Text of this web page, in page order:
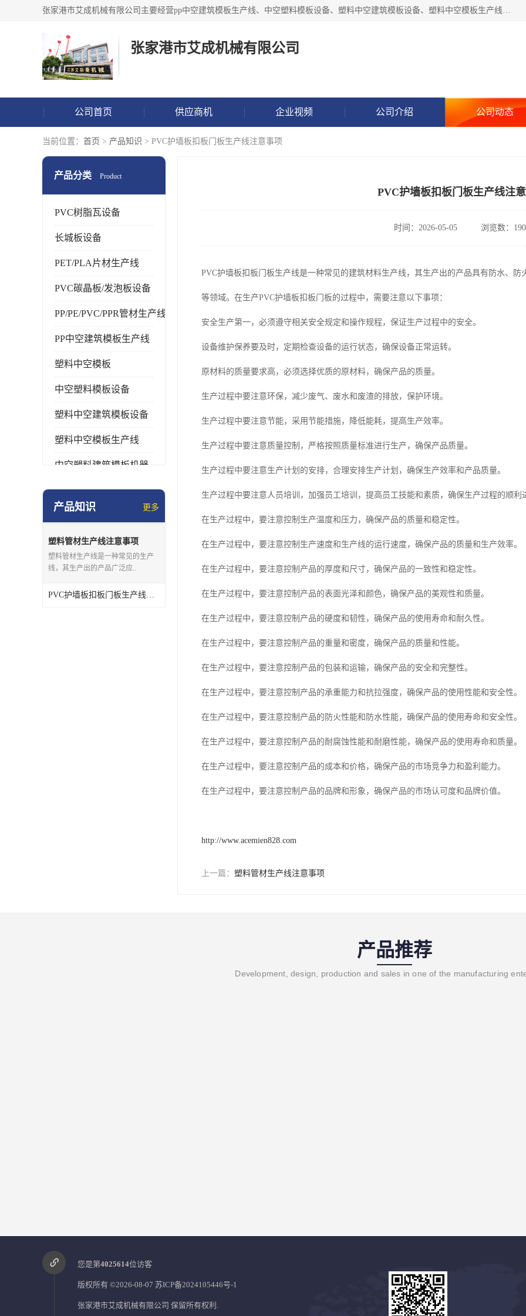
张家港市艾成机械有限公司主要经营pp中空建筑模板生产线、中空塑料模板设备、塑料中空建筑模板设备、塑料中空模板生产线、中空塑料建筑模板机器系列及相关辅机设备等。我们将不断超越自我，一如既往地为客户设计价值，竭诚为您提供更优质的技术、产品和服务！
张家港市艾成机械有限公司
公司首页 供应商机 企业视频 公司介绍 公司动态
当前位置： 首页 > 产品知识 > PVC护墙板扣板门板生产线注意事项
产品分类 Product
PVC树脂瓦设备
长城板设备
PET/PLA片材生产线
PVC碳晶板/发泡板设备
PP/PE/PVC/PPR管材生产线
PP中空建筑模板生产线
塑料中空模板
中空塑料模板设备
塑料中空建筑模板设备
塑料中空模板生产线
中空塑料建筑模板机器
产品知识 更多
塑料管材生产线注意事项
塑料管材生产线是一种常见的生产
线，其生产出的产品广泛应..
PVC护墙板扣板门板生产线注意事项
PVC护墙板扣板门板生产线注
时间：2026-05-05 浏览数：
PVC护墙板扣板门板生产线是一种常见的建筑材料生产线，其生产出的产品具有防水、
等领域。在生产PVC护墙板扣板门板的过程中，需要注意以下事项：
安全生产第一，必须遵守相关安全规定和操作规程，保证生产过程中的安全。
设备维护保养要及时，定期检查设备的运行状态，确保设备正常运转。
原材料的质量要求高，必须选择优质的原材料，确保产品的质量。
生产过程中要注意环保，减少废气、废水和废渣的排放，保护环境。
生产过程中要注意节能，采用节能措施，降低能耗，提高生产效率。
生产过程中要注意质量控制，严格按照质量标准进行生产，确保产品质量。
生产过程中要注意生产计划的安排，合理安排生产计划，确保生产效率和产品质量。
生产过程中要注意人员培训，加强员工培训，提高员工技能和素质，确保生产过程的顺利
在生产过程中，要注意控制生产温度和压力，确保产品的质量和稳定性。
在生产过程中，要注意控制生产速度和生产线的运行速度，确保产品的质量和生产效率。
在生产过程中，要注意控制产品的厚度和尺寸，确保产品的一致性和稳定性。
在生产过程中，要注意控制产品的表面光泽和颜色，确保产品的美观性和质量。
在生产过程中，要注意控制产品的硬度和韧性，确保产品的使用寿命和耐久性。
在生产过程中，要注意控制产品的重量和密度，确保产品的质量和性能。
在生产过程中，要注意控制产品的包装和运输，确保产品的安全和完整性。
在生产过程中，要注意控制产品的承重能力和抗拉强度，确保产品的使用性能和安全性。
在生产过程中，要注意控制产品的防火性能和防水性能，确保产品的使用寿命和安全性。
在生产过程中，要注意控制产品的耐腐蚀性能和耐磨性能，确保产品的使用寿命和质量。
在生产过程中，要注意控制产品的成本和价格，确保产品的市场竞争力和盈利能力。
在生产过程中，要注意控制产品的品牌和形象，确保产品的市场认可度和品牌价值。
http://www.acemien828.com
上一篇： 塑料管材生产线注意事项
产品推荐
Development, design, production and sales in one of the manufacturing
您是第4025614位访客
版权所有 ©2026-08-07 苏ICP备2024105446号-1
张家港市艾成机械有限公司 保留所有权利.